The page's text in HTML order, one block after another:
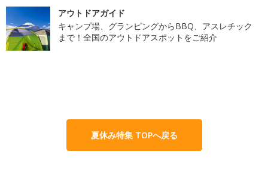
アウトドアガイド
キャンプ場、グランピングからBBQ、アスレチック
まで！全国のアウトドアスポットをご紹介
夏休み特集 TOPへ戻る